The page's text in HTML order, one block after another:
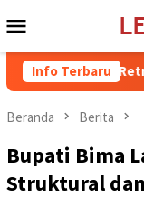
ke
Mobile
Info Terbaru
di Retreat Magelang
Beranda Berita
Bupati Bima
Struktural